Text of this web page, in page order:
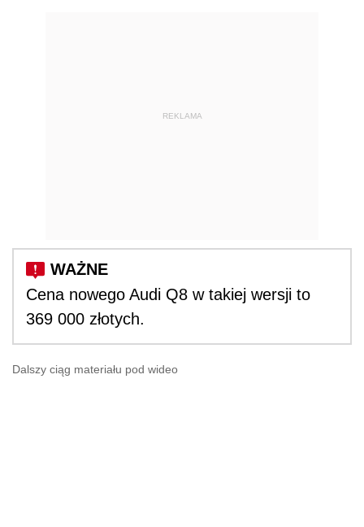
REKLAMA
Cena nowego Audi Q8 w takiej wersji to
369 000 złotych.
Dalszy ciąg materiału pod wideo